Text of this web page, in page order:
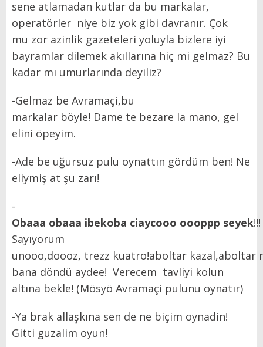
sene atlamadan kutlar da bu markalar,
operatörler niye biz yok gibi davranır. Çok
mu zor azinlik gazeteleri yoluyla bizlere iyi
bayramlar dilemek akıllarına hiç mi gelmaz? Bu
kadar mı umurlarında deyiliz?
-Gelmaz be Avramaçi,bu
markalar böyle! Dame te bezare la mano, gel
elini öpeyim.
-Ade be uğursuz pulu oynattın gördüm ben! Ne
eliymiş at şu zarı!
-
Obaaa obaaa ibekoba ciaycooo oooppp seyek!!!
Sayıyorum
unooo,doooz, trezz kuatro!aboltar kazal,aboltar
bana döndü aydee! Verecem tavliyi kolun
altına bekle! (Mösyö Avramaçi pulunu oynatır)
-Ya brak allaşkına sen de ne biçim oynadin!
Gitti guzalim oyun!